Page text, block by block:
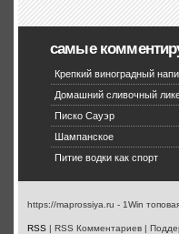
самые
Крепкий виноградный
Домашний сливочный
Писко Сауэр
Шампанское
Питие водки как спорт
https://maprossiya.ru - 1Win
RSS | RSS Комментариев |